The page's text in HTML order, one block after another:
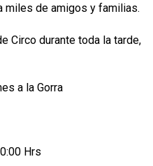
miles de amigos y familias.
Circo durante toda la tarde,
a la Gorra
Hrs